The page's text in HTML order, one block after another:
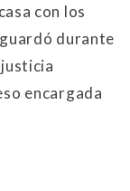
con los
durante
encargada